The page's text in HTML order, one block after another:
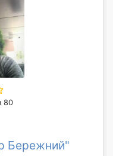
80
Бережний"